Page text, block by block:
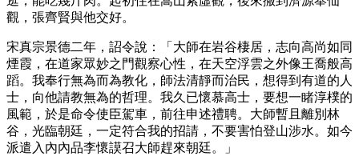
觀，張齊賢與他交好。
宋真宗景德二年，詔令說：「大師在岩谷棲居，志向高尚如同
煙霞，在道家眾妙之門觀察心性，在天空浮雲之外像王喬般高
蹈。我奉行無為而為教化，師法清靜而治民，想得到有道的人
士，向他請教無為的哲理。我久已懷慕高士，要想一睹淳樸的
風範，於是命令使臣駕車，前往申述禮聘。大師暫且離別林
谷，光臨朝廷，一定符合我的招請，不要害怕登山涉水。如今
派遣入內內品李懷謨召大師趕來朝廷。」